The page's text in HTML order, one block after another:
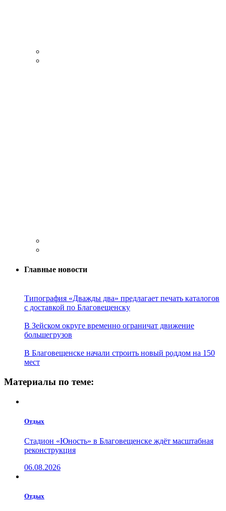
Главные новости
Типография «Дважды два» предлагает печать каталогов
с доставкой по Благовещенску
В Зейском округе временно ограничат движение
большегрузов
В Благовещенске начали строить новый роддом на 150
мест
Материалы по теме:
Отдых
Стадион «Юность» в Благовещенске ждёт масштабная
реконструкция
06.08.2026
Отдых